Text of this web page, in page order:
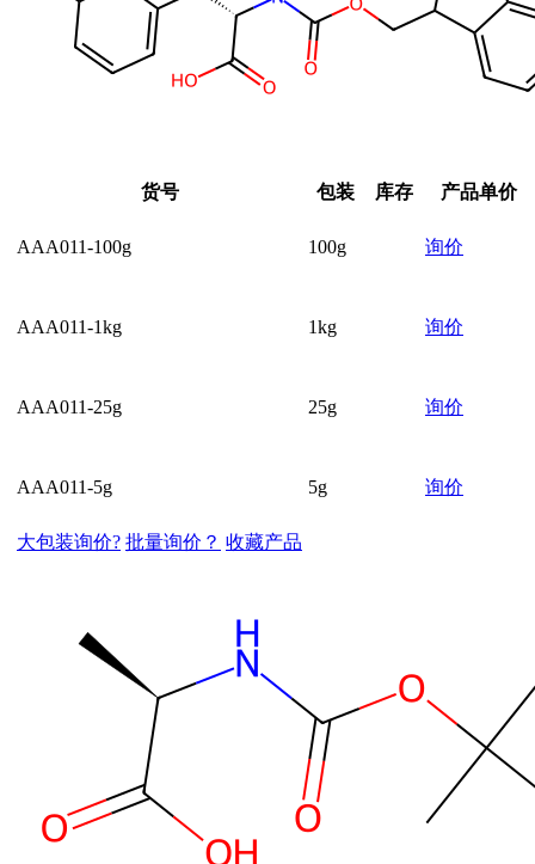
货号 包装 库存 产品单价
AAA011-100g 100g 询价
AAA011-1kg 1kg 询价
AAA011-25g 25g 询价
AAA011-5g 5g 询价
大包装询价? 批量询价？ 收藏产品